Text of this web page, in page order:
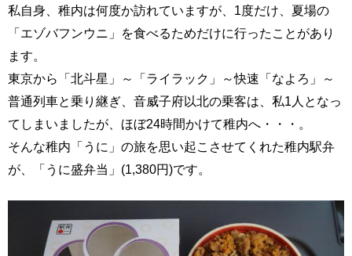
私自身、稚内は何度か訪れていますが、1度だけ、夏場の
「エゾバフンウニ」を食べるためだけに行ったことがあり
ます。
東京から「北斗星」～「ライラック」～快速「なよろ」～
普通列車と乗り継ぎ、音威子府以北の乗客は、私1人となっ
てしまいましたが、ほぼ24時間かけて稚内へ・・・。
そんな稚内「うに」の旅を思い起こさせてくれた稚内駅弁
が、「うに盛弁当」(1,380円)です。